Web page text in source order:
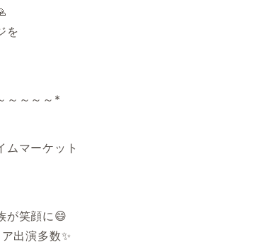
を
～～～～*
ムマーケット
が笑顔に😄
出演多数✨